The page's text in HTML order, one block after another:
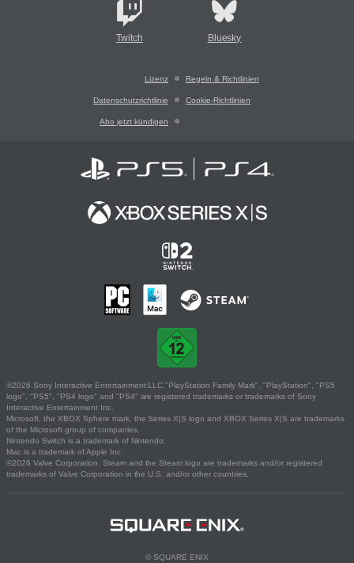
Twitch Bluesky
Lizenz Regeln & Richtlinien
Datenschutzrichtlinie Cookie-Richtlinien
Abo jetzt kündigen
©2026 Sony Interactive Entertainment LLC."PlayStation Family Mark", "PlayStation", "PS5
logo", "PS5", "PS4 logo" and "PS4" are registered trademarks or trademarks of Sony
Interactive Entertainment Inc.
Microsoft, the XBOX Sphere mark, the Series X|S logo and XBOX Series X|S are trademarks
of the Microsoft group of companies.
Nintendo Switch is a trademark of Nintendo.
Mac is a trademark of Apple Inc.
©2026 Valve Corporation. Steam and the Steam logo are trademarks and/or registered
trademarks of Valve Corporation in the U.S. and/or other countries.
© SQUARE ENIX